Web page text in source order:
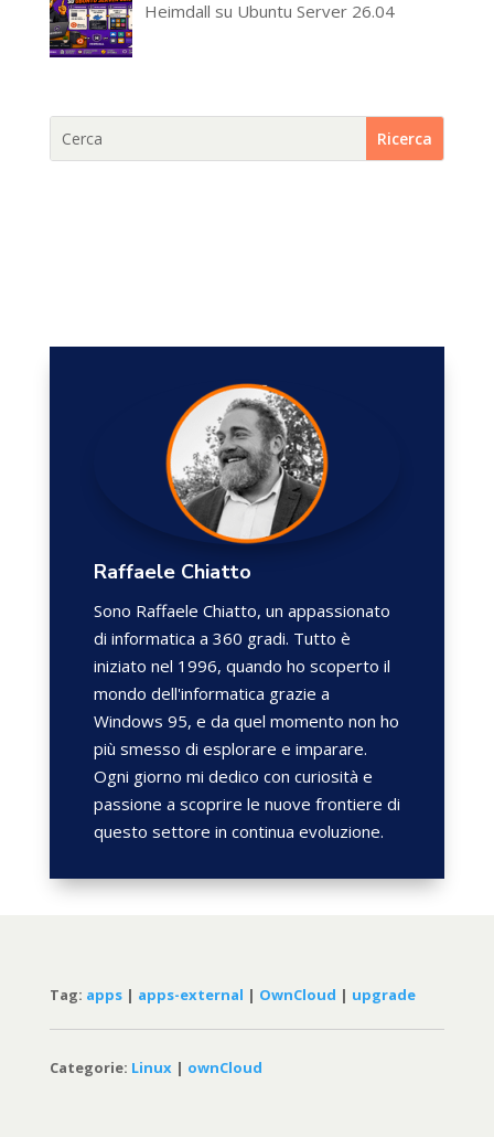
Heimdall su Ubuntu Server 26.04
Raffaele Chiatto
Sono Raffaele Chiatto, un appassionato
di informatica a 360 gradi. Tutto è
iniziato nel 1996, quando ho scoperto il
mondo dell'informatica grazie a
Windows 95, e da quel momento non ho
più smesso di esplorare e imparare.
Ogni giorno mi dedico con curiosità e
passione a scoprire le nuove frontiere di
questo settore in continua evoluzione.
Tag: apps| apps-external | OwnCloud | upgrade
Categorie: Linux| ownCloud